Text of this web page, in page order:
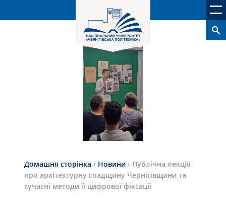
Домашня сторінка › Новини › Публічна лекція
про архітектурну спадщину Чернігівщини та
сучасні методи її цифрової фіксації